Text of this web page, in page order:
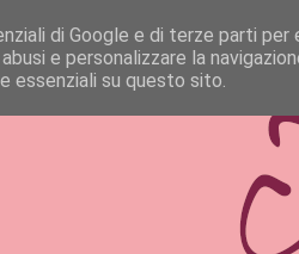
di Google e di terze parti per
e personalizzare la
essenziali su questo sito.